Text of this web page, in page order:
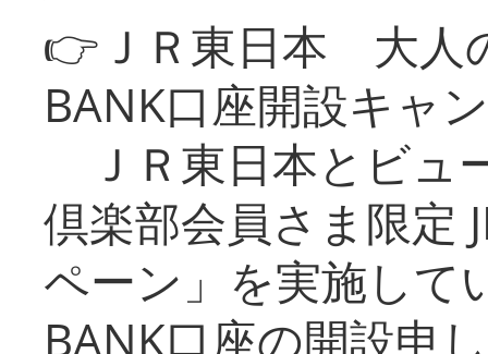
👉ＪＲ東日本 大人
BANK口座開設キャ
ＪＲ東日本とビュ
倶楽部会員さま限定
ペーン」を実施して
BANK口座の開設申